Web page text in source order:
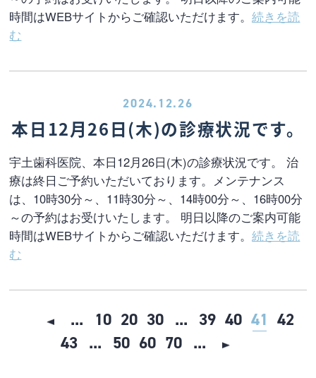
時間はWEBサイトからご確認いただけます。続きを読
む
2024.12.26
本日12月26日(木)の診療状況です。
宇土歯科医院、本日12月26日(木)の診療状況です。 治
療は終日ご予約いただいております。メンテナンス
は、10時30分～、11時30分～、14時00分～、16時00分
～の予約はお受けいたします。 明日以降のご案内可能
時間はWEBサイトからご確認いただけます。続きを読
む
... 10 20 30 ... 39 40 41 42
43 ... 50 60 70 ...